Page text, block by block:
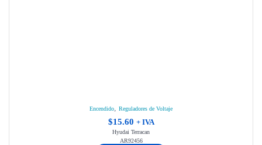
Encendido Reguladores de Voltaje
$15.60 + IVA
Hyudai Terracan
AR92456